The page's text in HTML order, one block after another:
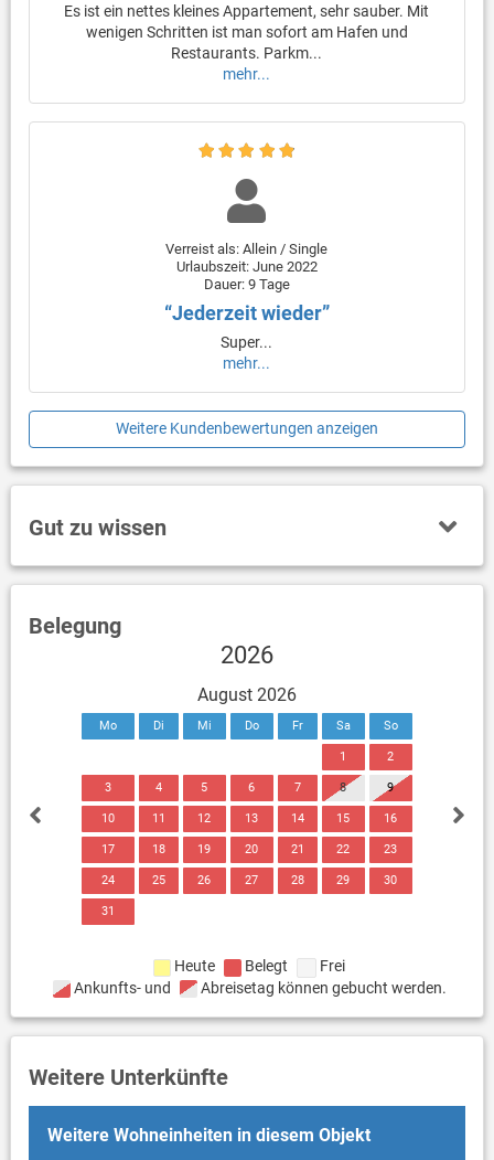
Es ist ein nettes kleines Appartement, sehr sauber. Mit
wenigen Schritten ist man sofort am Hafen und
Restaurants. Parkm...
mehr...
Verreist als: Allein / Single
Urlaubszeit: June 2022
Dauer: 9 Tage
“Jederzeit wieder”
Super...
mehr...
Weitere Kundenbewertungen anzeigen
Gut zu wissen
Belegung
2026
August 2026
Mo Di Mi Do Fr Sa So
1 2
3 4 5 6 7 8 9
10 11 12 13 14 15 16
17 18 19 20 21 22 23
24 25 26 27 28 29 30
31
Heute Belegt
Frei
Ankunfts- und
Abreisetag können gebucht werden.
Weitere Unterkünfte
Weitere Wohneinheiten in diesem Objekt